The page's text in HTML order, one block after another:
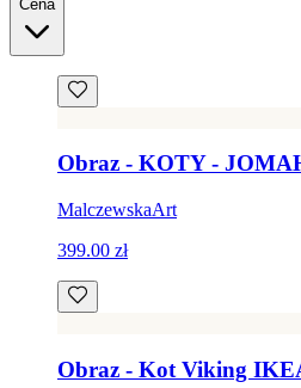
Cena
Obraz - KOTY -
MalczewskaArt
399.00 zł
Obraz - Kot Viking